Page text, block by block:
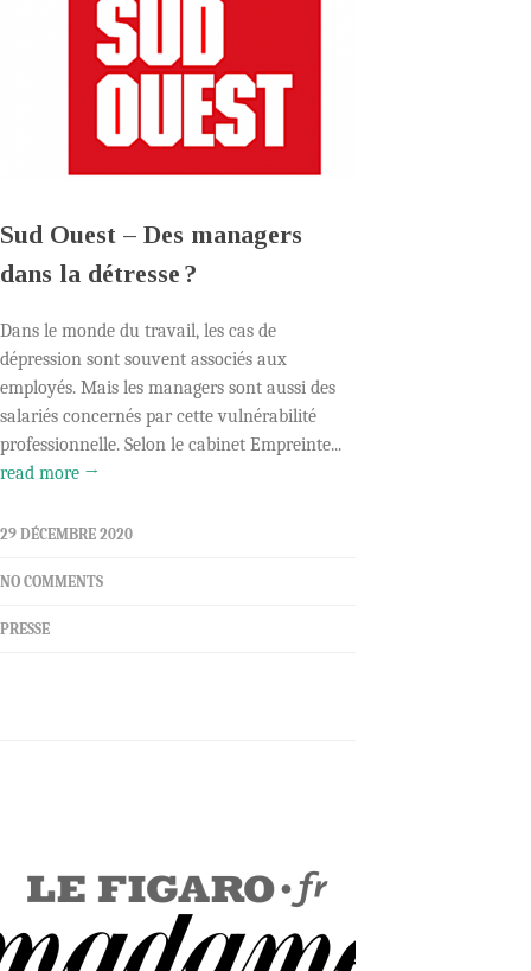
Sud Ouest – Des managers
dans la détresse ?
Dans le monde du travail, les cas de
dépression sont souvent associés aux
employés. Mais les managers sont aussi des
salariés concernés par cette vulnérabilité
professionnelle. Selon le cabinet Empreinte...
read more →
29 DÉCEMBRE 2020
NO COMMENTS
PRESSE